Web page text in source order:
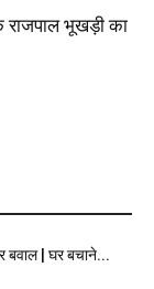
राजपाल भूखड़ी का
बवाल | घर बचाने...